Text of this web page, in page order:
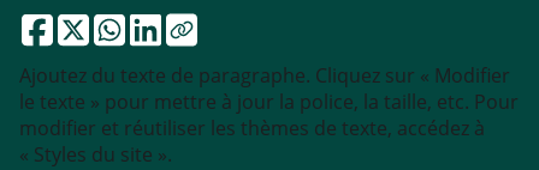
Ajoutez du texte de paragraphe. Cliquez sur « Modifier
le texte » pour mettre à jour la police, la taille, etc. Pour
modifier et réutiliser les thèmes de texte, accédez à
« Styles du site ».